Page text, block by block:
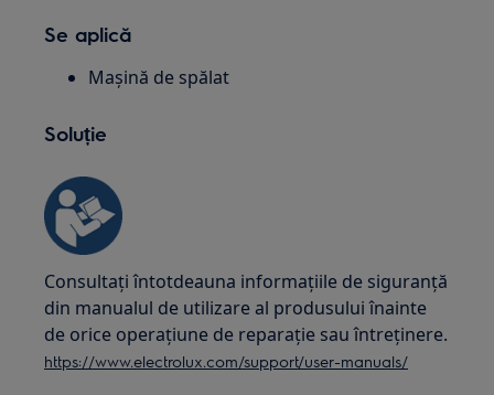
Se aplică
Mașină de spălat
Soluție
Consultați întotdeauna informațiile de siguranță
din manualul de utilizare al produsului înainte
de orice operațiune de reparație sau întreținere.
https://www.electrolux.com/support/user-manuals/